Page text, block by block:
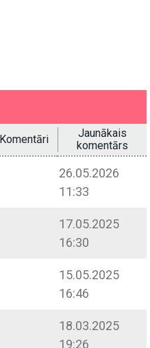
Komentāri
Jaunākais
komentārs
26.05.2026
11:33
17.05.2025
16:30
15.05.2025
16:46
18.03.2025
19:26